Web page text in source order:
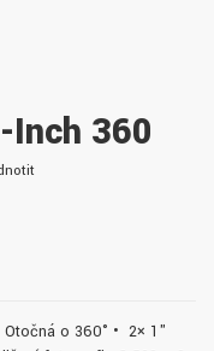
Inch 360
Otočná o 360° • 2× 1"